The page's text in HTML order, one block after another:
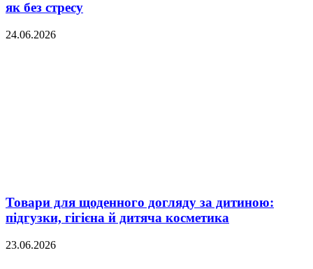
як без стресу
24.06.2026
Товари для щоденного догляду за дитиною:
підгузки, гігієна й дитяча косметика
23.06.2026